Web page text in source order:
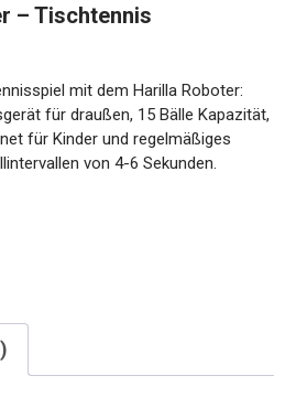
– Tischtennis
mit dem Harilla Roboter:
für draußen, 15 Bälle Kapazität,
für Kinder und regelmäßiges
von 4-6 Sekunden.